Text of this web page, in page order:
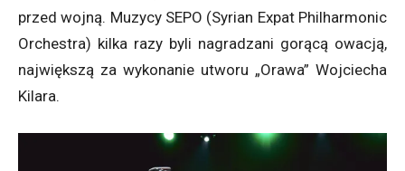
przed wojną. Muzycy SEPO (Syrian Expat Philharmonic
Orchestra) kilka razy byli nagradzani gorącą owacją,
największą za wykonanie utworu „Orawa” Wojciecha
Kilara.